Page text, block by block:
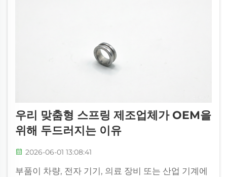
우리 맞춤형 스프링 제조업체가 OEM을
위해 두드러지는 이유
2026-06-01 13:08:41
부품이 차량, 전자 기기, 의료 장비 또는 산업 기계에